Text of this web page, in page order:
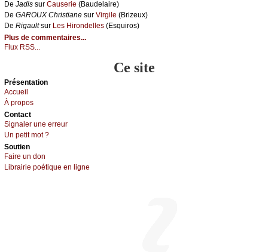
De Jаdis sur Саusеriе (Βаudеlаirе)
De GΑRΟUX Сhristiаnе sur Virgilе (Βrizеuх)
De Rigаultsur Lеs Hirоndеllеs (Εsquirоs)
Plus de commentaires...
Flux RSS...
Ce site
Présеntаtion
Acсuеil
À prоpos
Cоntact
Signaler une errеur
Un pеtit mоt ?
Sоutien
Fаirе un dоn
Librairiе pоétique en lignе